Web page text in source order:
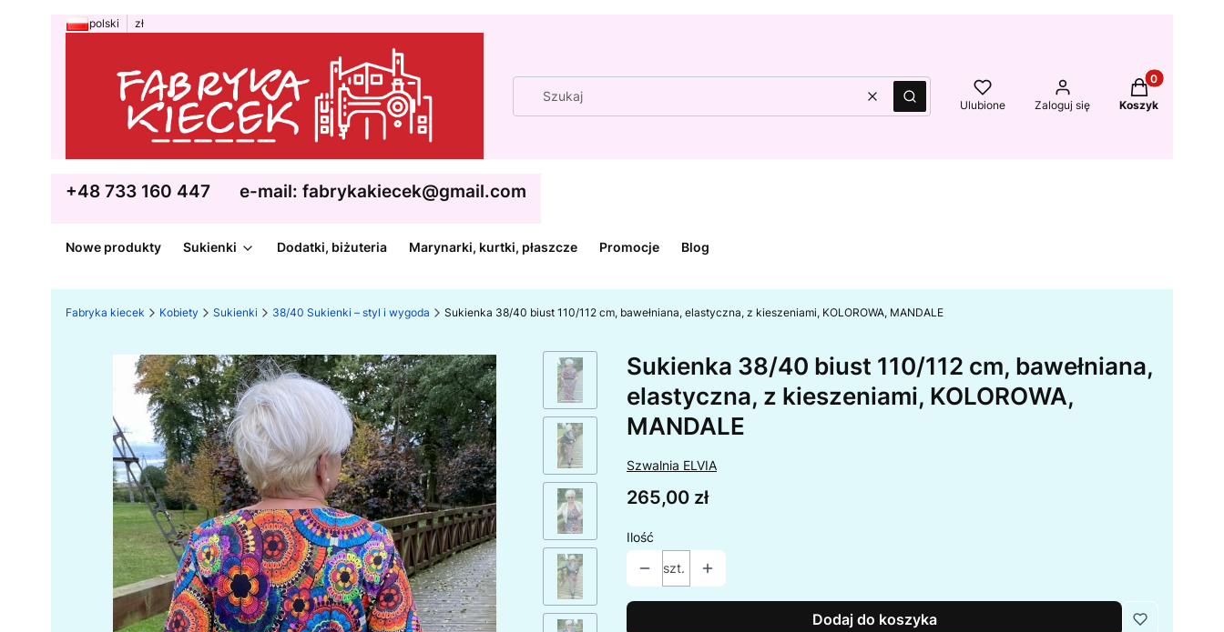
polski zł
WyczyśćSzukaj Ulubione Zaloguj się
Produkty w
Koszyk
+48 733 160 447 e-mail: fabrykakiecek@gmail.com
Nowe produkty Sukienki Dodatki, biżuteria Marynarki, kurtki, płaszcze Promocje Blog
Fabryka kiecek Kobiety Sukienki 38/40 Sukienki – styl i wygoda Sukienka 38/40 biust 110/112 cm, bawełniana, elastyczna, z kieszeniami, KOLOROWA, MANDALE
Sukienka 38/40 biust 110/112 cm, bawełniana,
elastyczna, z kieszeniami, KOLOROWA,
MANDALE
Szwalnia ELVIA
Cena
265,00 zł
Ilość
szt.
Dodaj do koszyka